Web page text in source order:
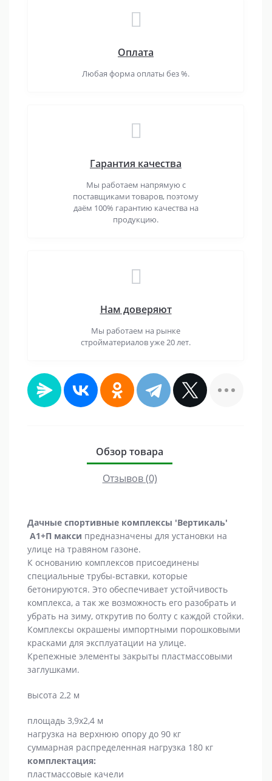
Оплата
Любая форма оплаты без %.
Гарантия качества
Мы работаем напрямую с
поставщиками товаров, поэтому
даём 100% гарантию качества на
продукцию.
Нам доверяют
Мы работаем на рынке
стройматериалов уже 20 лет.
Обзор товара
Отзывов (0)
Дачные спортивные комплексы 'Вертикаль'
А1+П макси предназначены для установки на
улице на травяном газоне.
К основанию комплексов присоединены
специальные трубы-вставки, которые
бетонируются. Это обеспечивает устойчивость
комплекса, а так же возможность его разобрать и
убрать на зиму, открутив по болту с каждой стойки.
Комплексы окрашены импортными порошковыми
красками для эксплуатации на улице.
Крепежные элементы закрыты пластмассовыми
заглушками.
высота 2,2 м
площадь 3,9х2,4 м
нагрузка на верхнюю опору до 90 кг
суммарная распределенная нагрузка 180 кг
комплектация:
пластмассовые качели